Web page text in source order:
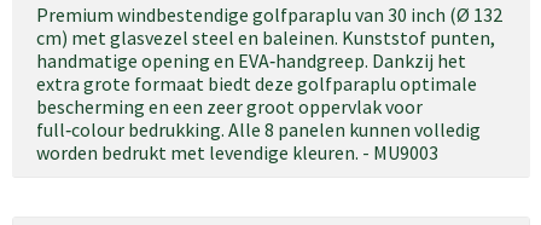
Premium windbestendige golfparaplu van 30 inch (Ø 132
cm) met glasvezel steel en baleinen. Kunststof punten,
handmatige opening en EVA‑handgreep. Dankzij het
extra grote formaat biedt deze golfparaplu optimale
bescherming en een zeer groot oppervlak voor
full‑colour bedrukking. Alle 8 panelen kunnen volledig
worden bedrukt met levendige kleuren. - MU9003